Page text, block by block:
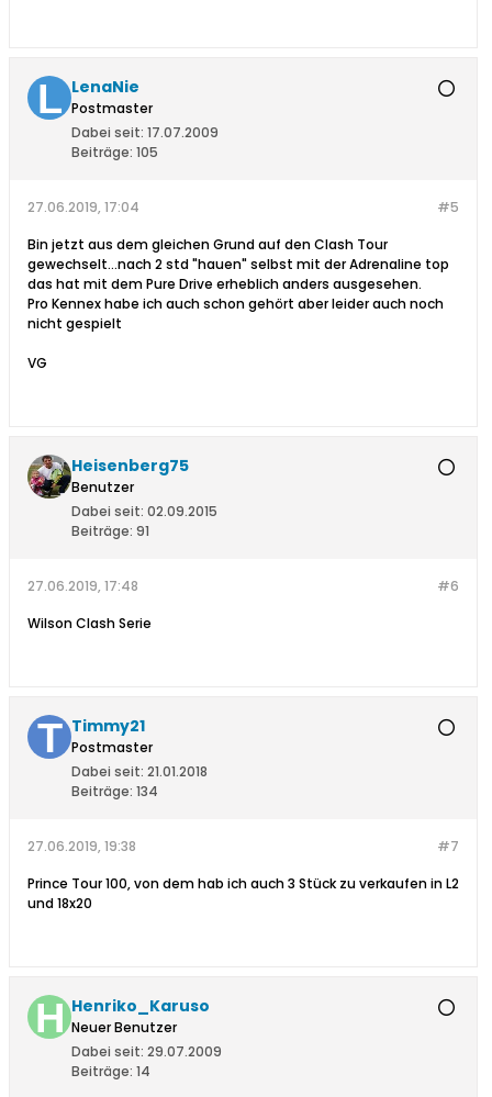
LenaNie
Postmaster
Dabei seit: 17.07.2009
Beiträge: 105
#5
27.06.2019, 17:04
Bin jetzt aus dem gleichen Grund auf den Clash Tour
gewechselt...nach 2 std "hauen" selbst mit der Adrenaline top
das hat mit dem Pure Drive erheblich anders ausgesehen.
Pro Kennex habe ich auch schon gehört aber leider auch noch
nicht gespielt
VG
Heisenberg75
Benutzer
Dabei seit: 02.09.2015
Beiträge: 91
#6
27.06.2019, 17:48
Wilson Clash Serie
Timmy21
Postmaster
Dabei seit: 21.01.2018
Beiträge: 134
#7
27.06.2019, 19:38
Prince Tour 100, von dem hab ich auch 3 Stück zu verkaufen in L2
und 18x20
Henriko_Karuso
Neuer Benutzer
Dabei seit: 29.07.2009
Beiträge: 14